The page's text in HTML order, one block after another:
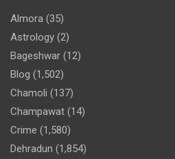
Almora (35)
Astrology (2)
Bageshwar (12)
Blog (1,502)
Chamoli (137)
Champawat (14)
Crime (1,580)
Dehradun (1,854)